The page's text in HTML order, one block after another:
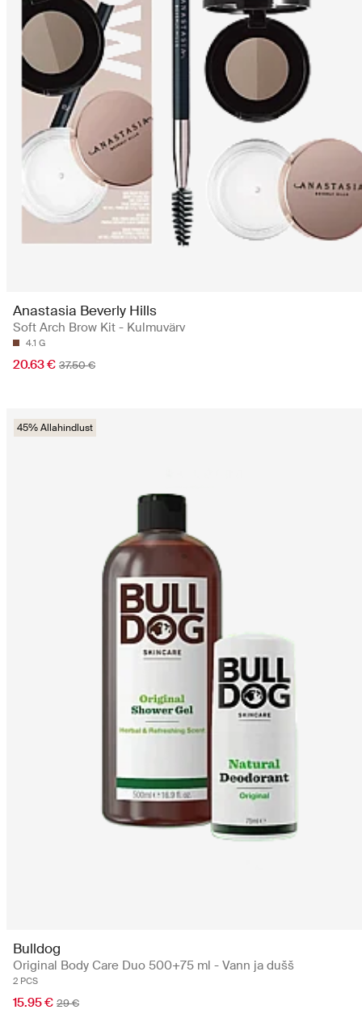
Anastasia Beverly Hills
Soft Arch Brow Kit - Kulmuvärv
4.1 G
20.63 € 37.50 €
45% Allahindlust
Bulldog
Original Body Care Duo 500+75 ml - Vann ja dušš
2 PCS
15.95 € 29 €